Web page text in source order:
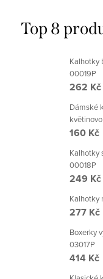
Top 8
Kalhotky
00019P
262 Kč
Dámské
160 Kč
Kalhotky
00018P
249 Kč
Kalhotky
277 Kč
Boxerky
03017P
414 Kč